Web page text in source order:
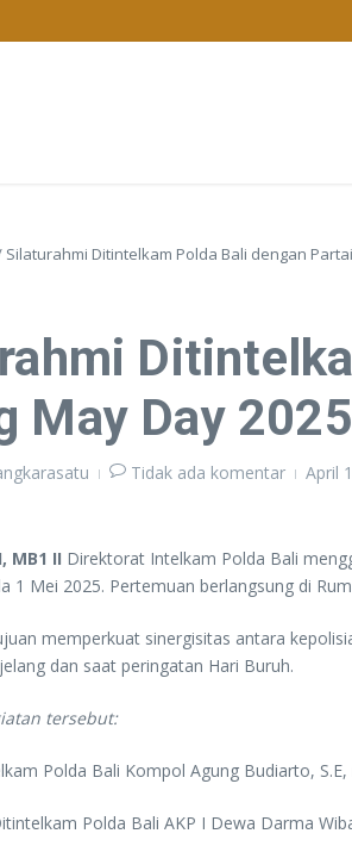
Polres Basel Tangkap Pelaku Penganiayaan Di
Polres Bangka Barat Melaksanakan
Penyelenggaraan Pengurus Karang Taruna
Kapolda Kepulauan Bangka Belitung Berganti,
Silaturahmi Ditintelkam Polda Bali dengan
May Day 2025
Tidak ada komentar April
MB1 II Direktorat Intelkam Polda Bali
1 Mei 2025. Pertemuan berlangsung di
memperkuat sinergisitas antara
dan saat peringatan Hari Buruh.
tersebut:
Polda Bali Kompol Agung Budiarto,
Polda Bali AKP I Dewa Darma